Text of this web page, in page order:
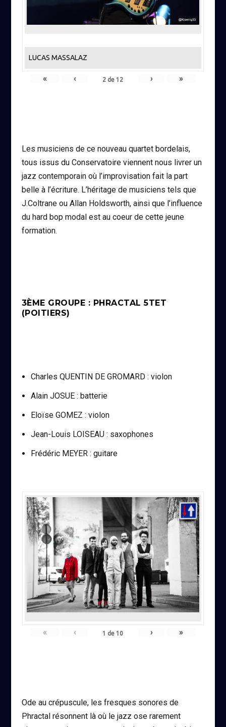
LUCAS MASSALAZ
« ‹ 2 de12 › »
Les musiciens de ce nouveau quartet bordelais,
tous issus du Conservatoire viennent nous livrer un
jazz contemporain où l’improvisation fait la part
belle à l’écriture. L’héritage de musiciens tels que
J.Coltrane ou Allan Holdsworth, ainsi que l’influence
du hard bop modal est au coeur de cette jeune
formation.
3ÈME GROUPE : PHRACTAL 5TET
(POITIERS)
Charles QUENTIN DE GROMARD : violon
Alain JOSUE : batterie
Eloïse GOMEZ : violon
Jean-Louis LOISEAU : saxophones
Frédéric MEYER : guitare
« ‹ 1 de10 › »
Ode au crépuscule, les fresques sonores de
Phractal résonnent là où le jazz ose rarement